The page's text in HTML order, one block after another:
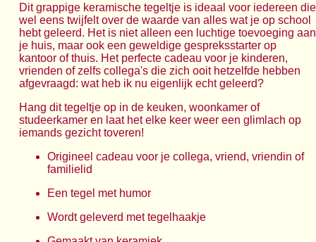
Dit grappige keramische tegeltje is ideaal voor iedereen die
wel eens twijfelt over de waarde van alles wat je op school
hebt geleerd. Het is niet alleen een luchtige toevoeging aan
je huis, maar ook een geweldige gespreksstarter op
kantoor of thuis. Het perfecte cadeau voor je kinderen,
vrienden of zelfs collega's die zich ooit hetzelfde hebben
afgevraagd: wat heb ik nu eigenlijk echt geleerd?
Hang dit tegeltje op in de keuken, woonkamer of
studeerkamer en laat het elke keer weer een glimlach op
iemands gezicht toveren!
Origineel cadeau voor je collega, vriend, vriendin of
familielid
Een tegel met humor
Wordt geleverd met tegelhaakje